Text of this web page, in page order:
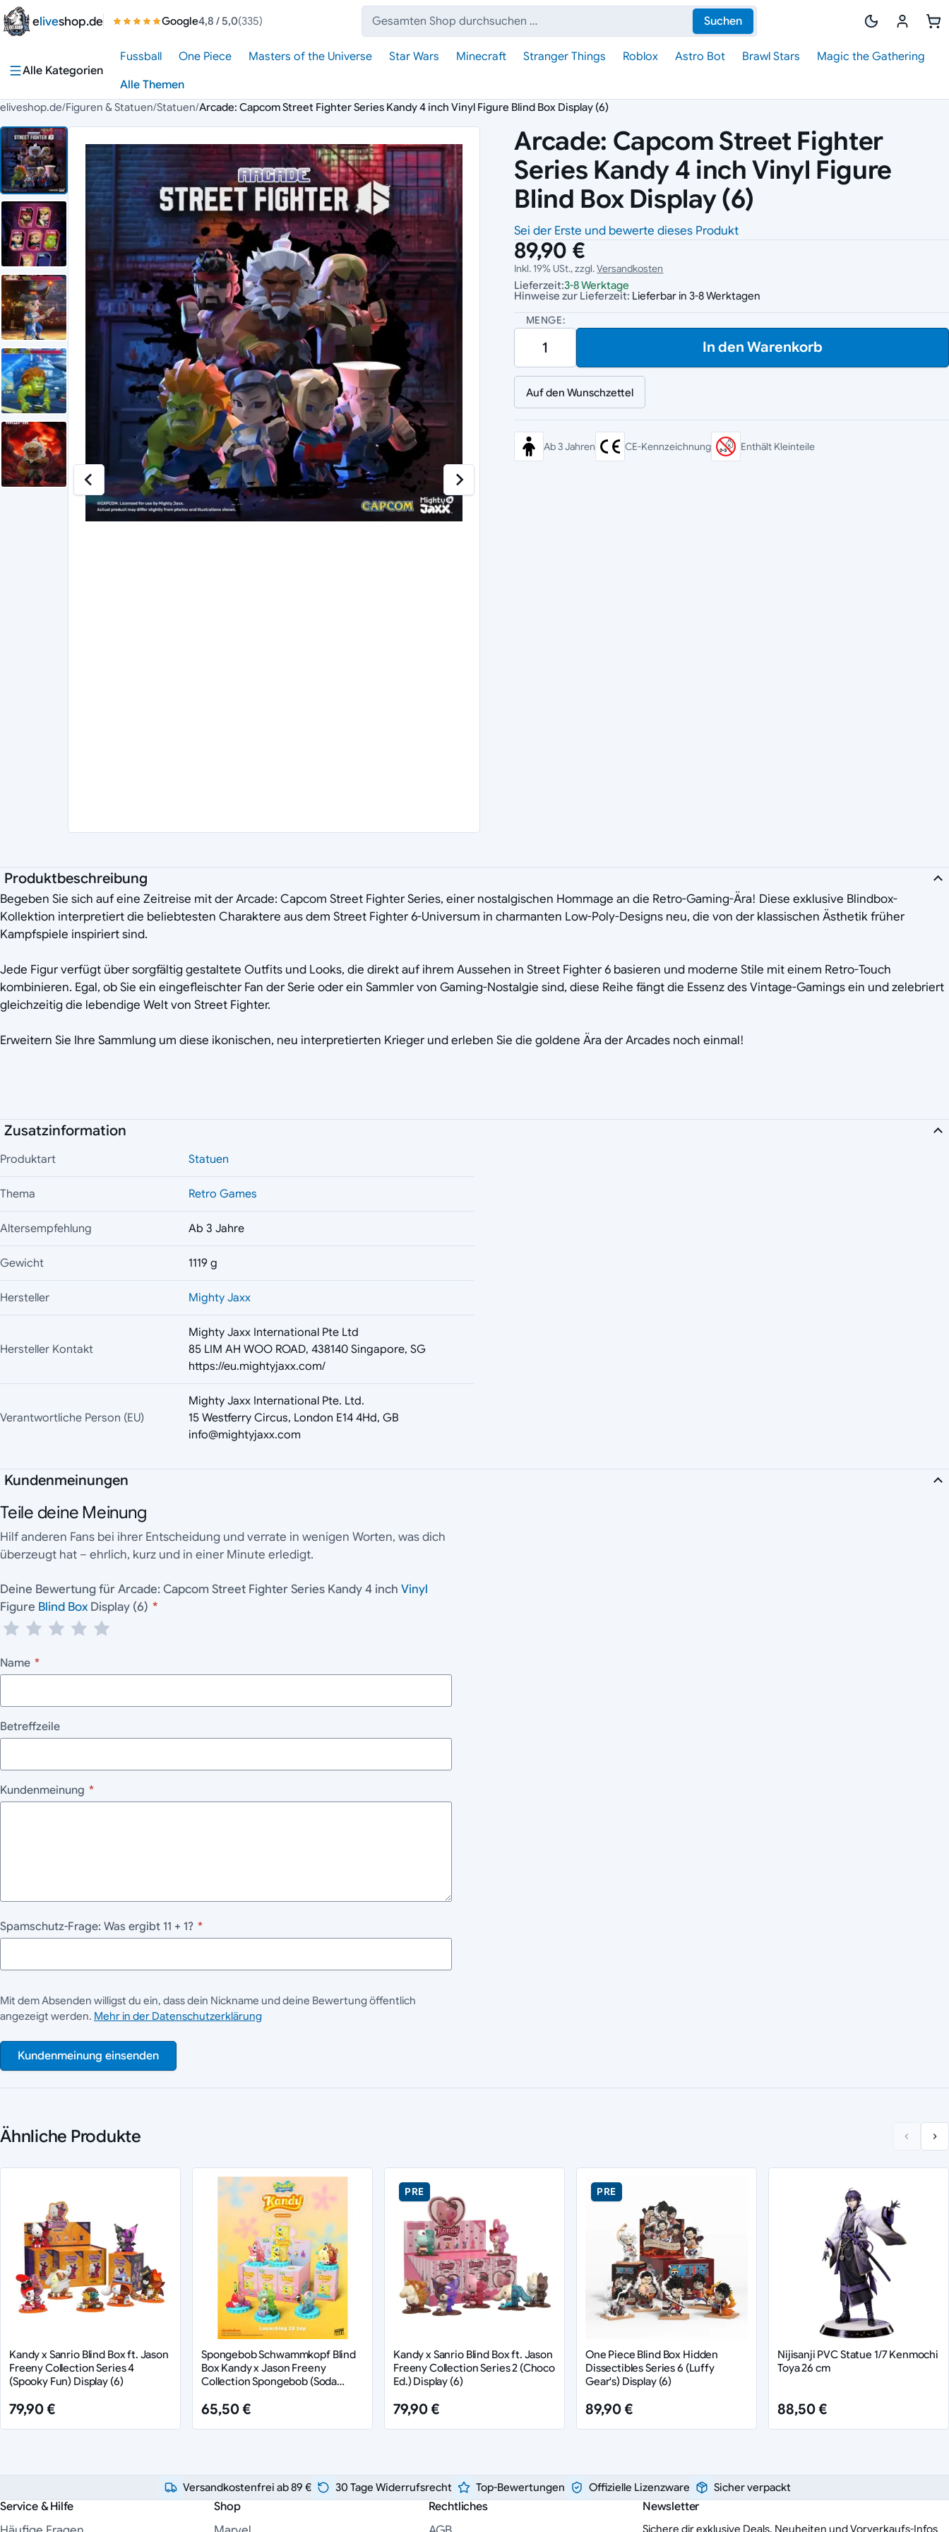
Zum Inhalt springen
eliveshop.de Google4,8 / 5,0(335)
Suche:
Suchen
Alle Kategorien
Fussball One Piece Masters of the Universe Star Wars Minecraft Stranger Things Roblox Astro Bot Brawl Stars
Magic the Gathering
Alle Themen
eliveshop.de/Figuren & Statuen/Statuen/Arcade: Capcom Street Fighter Series Kandy 4 inch Vinyl Figure Blind Box Display (6)
Arcade: Capcom Street Fighter
Series Kandy 4 inch Vinyl Figure
Blind Box Display (6)
Sei der Erste und bewerte dieses Produkt
89,90 €
Inkl. 19% USt., zzgl.Versandkosten
Lieferzeit:3-8 Werktage
Hinweise zur Lieferzeit: Lieferbar in 3-8 Werktagen
MENGE:
In den Warenkorb
Auf den Wunschzettel
Ab 3 Jahren CE-Kennzeichnung Enthält Kleinteile
Produktbeschreibung
Begeben Sie sich auf eine Zeitreise mit der Arcade: Capcom Street Fighter Series, einer nostalgischen Hommage an die Retro-Gaming-Ära! Diese exklusive Blindbox-
Kollektion interpretiert die beliebtesten Charaktere aus dem Street Fighter 6-Universum in charmanten Low-Poly-Designs neu, die von der klassischen Ästhetik früher
Kampfspiele inspiriert sind.
Jede Figur verfügt über sorgfältig gestaltete Outfits und Looks, die direkt auf ihrem Aussehen in Street Fighter 6 basieren und moderne Stile mit einem Retro-Touch
kombinieren. Egal, ob Sie ein eingefleischter Fan der Serie oder ein Sammler von Gaming-Nostalgie sind, diese Reihe fängt die Essenz des Vintage-Gamings ein und zelebriert
gleichzeitig die lebendige Welt von Street Fighter.
Erweitern Sie Ihre Sammlung um diese ikonischen, neu interpretierten Krieger und erleben Sie die goldene Ära der Arcades noch einmal!
Zusatzinformation
Produktart Statuen
Thema Retro Games
Altersempfehlung Ab 3 Jahre
Gewicht 1119 g
Hersteller Mighty Jaxx
Hersteller Kontakt
Mighty Jaxx International Pte Ltd
85 LIM AH WOO ROAD, 438140 Singapore, SG
https://eu.mightyjaxx.com/
Verantwortliche Person (EU)
Mighty Jaxx International Pte. Ltd.
15 Westferry Circus, London E14 4Hd, GB
info@mightyjaxx.com
Kundenmeinungen
Teile deine Meinung
Hilf anderen Fans bei ihrer Entscheidung und verrate in wenigen Worten, was dich
überzeugt hat – ehrlich, kurz und in einer Minute erledigt.
Deine Bewertung für Arcade: Capcom Street Fighter Series Kandy 4 inch Vinyl
Figure Blind Box Display (6) *
Name *
Betreffzeile
Kundenmeinung *
Spamschutz-Frage: Was ergibt 11 + 1? *
Mit dem Absenden willigst du ein, dass dein Nickname und deine Bewertung öffentlich
angezeigt werden. Mehr in der Datenschutzerklärung
Kundenmeinung einsenden
Ähnliche Produkte
Kandy x Sanrio Blind Box ft. Jason
Freeny Collection Series 4
(Spooky Fun) Display (6)
79,90 €
Spongebob Schwammkopf Blind
Box Kandy x Jason Freeny
Collection Spongebob (Soda
65,50 €
PRE
Kandy x Sanrio Blind Box ft. Jason
Freeny Collection Series 2 (Choco
Ed.) Display (6)
79,90 €
PRE
One Piece Blind Box Hidden
Dissectibles Series 6 (Luffy
Gear's) Display (6)
89,90 €
Nijisanji PVC Statue 1/7 Kenmochi
Toya 26 cm
88,50 €
Versandkostenfrei ab 89 € 30 Tage Widerrufsrecht Top-Bewertungen Offizielle Lizenzware Sicher verpackt
Service & Hilfe Shop Rechtliches Newsletter
Sichere dir exklusive Deals, Neuheiten und Vorverkaufs-Infos